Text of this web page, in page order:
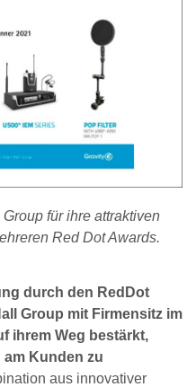
für ihre attraktiven
Red Dot Awards.
durch den RedDot
Group mit Firmensitz im
ihrem Weg bestärkt,
Kunden zu
aus innovativer